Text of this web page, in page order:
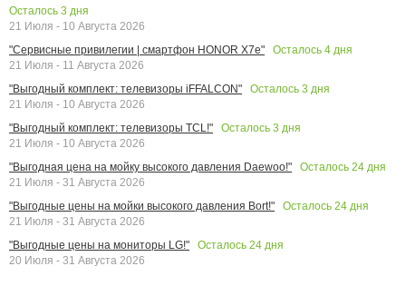
Осталось 3 дня
21 Июля - 10 Августа 2026
"Сервисные привилегии | смартфон HONOR X7e"
Осталось 4 дня
21 Июля - 11 Августа 2026
"Выгодный комплект: телевизоры iFFALCON"
Осталось 3 дня
21 Июля - 10 Августа 2026
"Выгодный комплект: телевизоры TCL!"
Осталось 3 дня
21 Июля - 10 Августа 2026
"Выгодная цена на мойку высокого давления Daewoo!"
Осталось 24 дня
21 Июля - 31 Августа 2026
"Выгодные цены на мойки высокого давления Bort!"
Осталось 24 дня
21 Июля - 31 Августа 2026
"Выгодные цены на мониторы LG!"
Осталось 24 дня
20 Июля - 31 Августа 2026